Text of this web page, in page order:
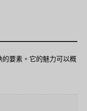
要素。它的魅力可以概